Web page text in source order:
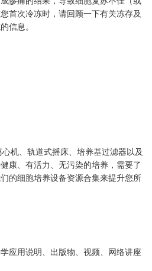
首次冷冻时，请回顾一下有关冻存及
信息。
机、轨道式摇床、培养基过滤器以及
康、有活力、无污染的培养，需要了
的细胞培养设备资源合集来提升您所
应用说明、出版物、视频、网络讲座